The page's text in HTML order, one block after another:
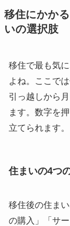
移住にかか
いの選択肢
移住で最も気
よね。ここで
引っ越しから
ます。数字を
立てられます。
住まいの4つ
移住後の住ま
の購入」「サ